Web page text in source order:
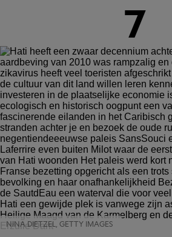
7
NINA DIETZEL, GETTY IMAGES